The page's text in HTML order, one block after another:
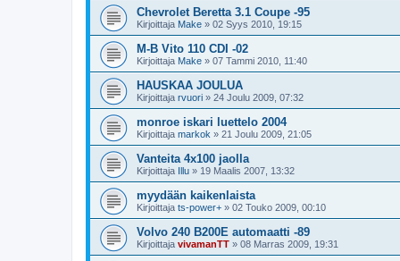
Chevrolet Beretta 3.1 Coupe -95
Kirjoittaja Make » 02 Syys 2010, 19:15
M-B Vito 110 CDI -02
Kirjoittaja Make » 07 Tammi 2010, 11:40
HAUSKAA JOULUA
Kirjoittaja rvuori » 24 Joulu 2009, 07:32
monroe iskari luettelo 2004
Kirjoittaja markok » 21 Joulu 2009, 21:05
Vanteita 4x100 jaolla
Kirjoittaja Illu » 19 Maalis 2007, 13:32
myydään kaikenlaista
Kirjoittaja ts-power+ » 02 Touko 2009, 00:10
Volvo 240 B200E automaatti -89
Kirjoittaja vivamanTT » 08 Marras 2009, 19:31